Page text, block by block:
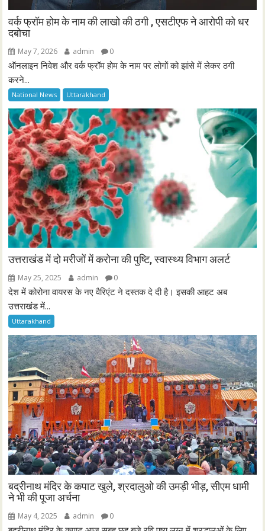
वर्क फ्रॉम होम के नाम की लाखो की ठगी , एसटीएफ ने आरोपी को धर
दबोचा
May 7, 2026 admin 0
ऑनलाइन निवेश और वर्क फ्रॉम होम के नाम पर लोगों को झांसे में लेकर ठगी
करने...
National News Uttarakhand
उत्तराखंड में दो मरीजों में करोना की पुष्टि, स्वास्थ्य विभाग अलर्ट
May 25, 2025 admin 0
देश में कोरोना वायरस के नए वैरिएंट ने दस्तक दे दी है। इसकी आहट अब
उत्तराखंड में...
Uttarakhand
बद्रीनाथ मंदिर के कपाट खुले, श्रदालुओ की उमड़ी भीड़, सीएम धामी
ने भी की पूजा अर्चना
May 4, 2025 admin 0